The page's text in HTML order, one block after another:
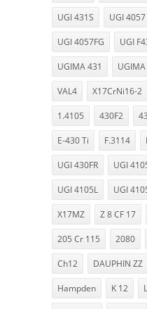
UGI 431S UGI 4057
UGI 4057FG UGI
UGIMA 431
VAL4 X17CrNi16-2
1.4105 430F2
E-430 Ti F.3114
UGI 430FR UGI
UGI 4105L UGI
X17MZ Z 8 CF 17
205 Cr 115 2080
Ch12 DAUPHIN ZZ
Hampden K 12